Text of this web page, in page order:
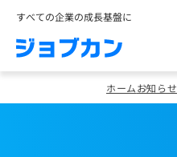
すべての企業の成長基盤に
ホームお知らせ